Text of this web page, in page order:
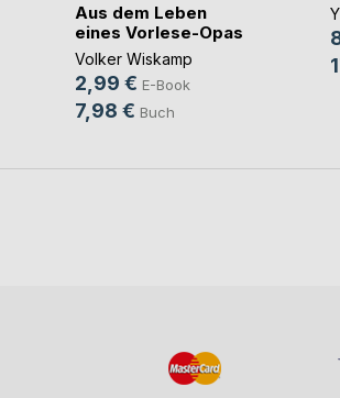
Aus dem Leben
eines Vorlese-Opas
Volker Wiskamp
2,99 € E-Book
7,98 € Buch